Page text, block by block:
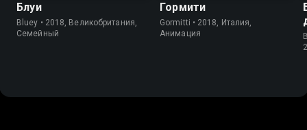
Блуи
Bluey • 2018, Великобритания,
Cемейный
Гормити
Gormitti • 2018, Италия,
Анимация